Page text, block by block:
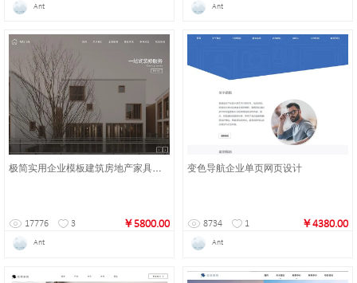
Ant Ant
极简实用企业模板建筑房地产家具网站建设
17776 3 ￥5800.00
Ant
变色导航企业单页网页设计
8734 1 ￥4380.00
Ant